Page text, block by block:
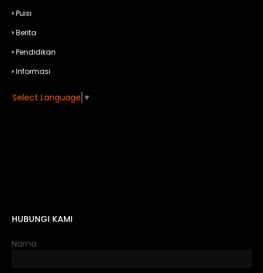
Puisi
Berita
Pendidikan
Informasi
Select Language ▼
HUBUNGI KAMI
Nama